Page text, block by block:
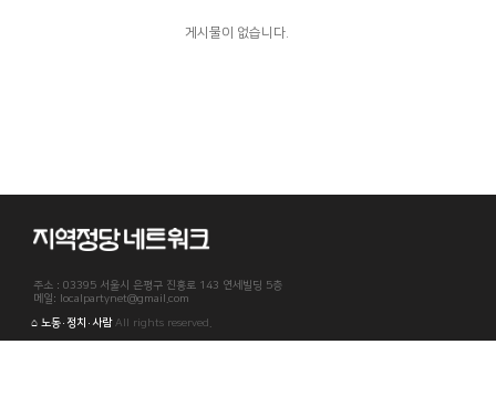
게시물이 없습니다.
주소 : 03395 서울시 은평구 진흥로 143 연세빌딩 5층
메일: localpartynet@gmail.com
⌂ 노동·정치·사람All rights reserved.